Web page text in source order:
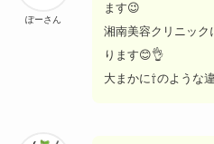
ぽーさん
ます😉
湘南美容クリニック
ります😊👌
大まかに⇧のような